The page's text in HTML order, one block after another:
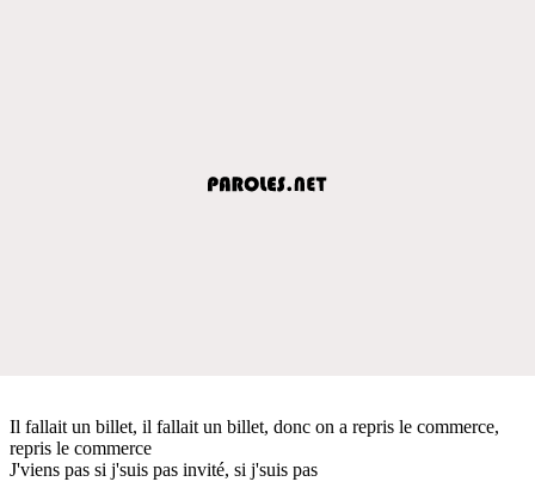
Il fallait un billet, il fallait un billet, donc on a repris le commerce,
repris le commerce
J'viens pas si j'suis pas invité, si j'suis pas